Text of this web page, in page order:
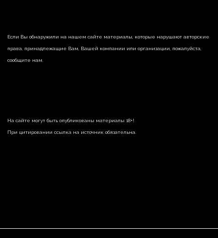
Если Вы обнаружили на нашем сайте материалы, которые нарушают авторские
права, принадлежащие Вам, Вашей компании или организации, пожалуйста,
сообщите нам.
На сайте могут быть опубликованы материалы 18+!
При цитировании ссылка на источник обязательна.